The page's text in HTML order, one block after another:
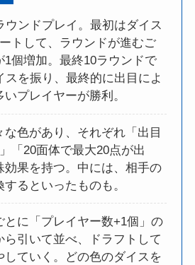
ウンドプレイ。最初はダイス
トして、ラウンドが進むご
1個増加。最終10ラウンドで
スを振り、最終的に出目によ
プレイヤーが勝利。
な色があり、それぞれ「出目
「20面体で最大20点が出
効果を持つ。中には、相手の
るといったものも。
とに「プレイヤー数+1個」の
ら引いて並べ、ドラフトして
していく。どの色のダイスを